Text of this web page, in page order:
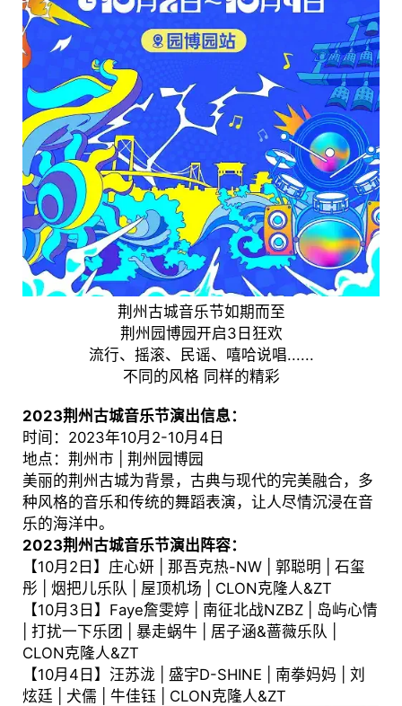
荆州古城音乐节如期而至
荆州园博园开启3日狂欢
流行、摇滚、民谣、嘻哈说唱......
不同的风格 同样的精彩
2023荆州古城音乐节演出信息：
时间：2023年10月2-10月4日
地点：荆州市 | 荆州园博园
美丽的荆州古城为背景，古典与现代的完美融合，多
种风格的音乐和传统的舞蹈表演，让人尽情沉浸在音
乐的海洋中。
2023荆州古城音乐节演出阵容：
【10月2日】庄心妍 | 那吾克热-NW | 郭聪明 | 石玺
彤 | 烟把儿乐队 | 屋顶机场 | CLON克隆人&ZT
【10月3日】Faye詹雯婷 | 南征北战NZBZ | 岛屿心情
| 打扰一下乐团 | 暴走蜗牛 | 居子涵&蔷薇乐队 |
CLON克隆人&ZT
【10月4日】汪苏泷 | 盛宇D-SHINE | 南拳妈妈 | 刘
炫廷 | 犬儒 | 牛佳钰 | CLON克隆人&ZT